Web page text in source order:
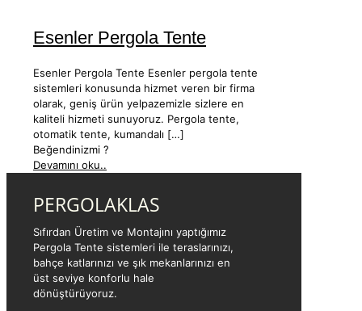
Esenler Pergola Tente
Esenler Pergola Tente Esenler pergola tente
sistemleri konusunda hizmet veren bir firma
olarak, geniş ürün yelpazemizle sizlere en
kaliteli hizmeti sunuyoruz. Pergola tente,
otomatik tente, kumandalı […]
Beğendinizmi ?
Devamını oku..
PERGOLAKLAS
Sıfırdan Üretim ve Montajını yaptığımız
Pergola Tente sistemleri ile teraslarınızı,
bahçe katlarınızı ve şık mekanlarınızı en
üst seviye konforlu hale
dönüştürüyoruz.